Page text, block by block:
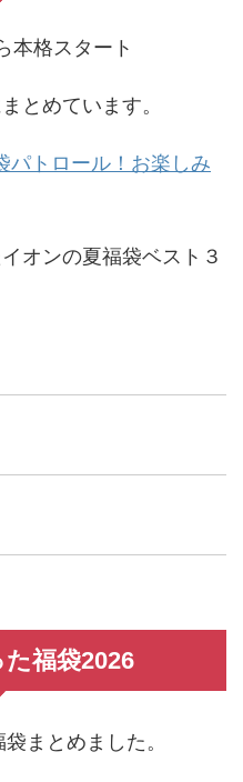
本格スタート
とめています。
パトロール！お楽しみ
オンの夏福袋ベスト３
福袋2026
まとめました。